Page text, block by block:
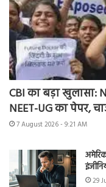
CBI का बड़ा खुलासा:
NEET-UG का पेपर,
7 August 2026 - 9:21 AM
29